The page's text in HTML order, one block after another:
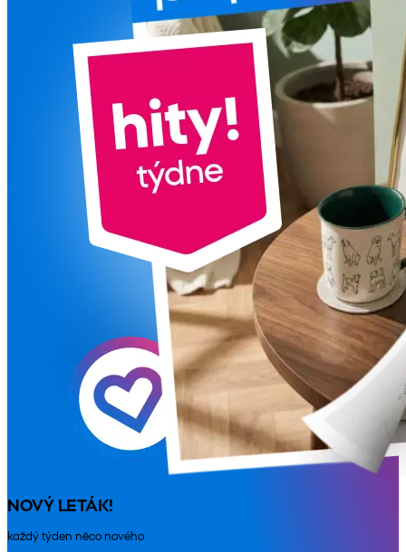
NOVÝ LETÁK!
každý týden něco nového